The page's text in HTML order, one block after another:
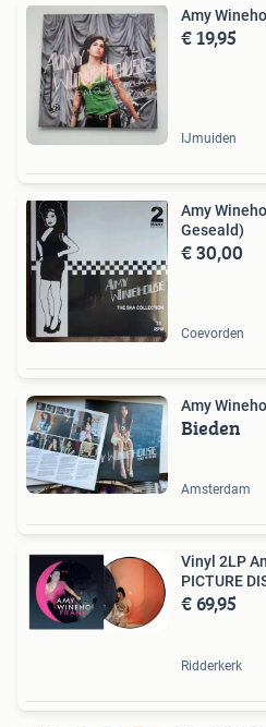
Amy
€ 19,95
IJmuiden
Amy
Geseald)
€ 30,00
Coevorden
Amy
Bieden
Amsterdam
Vinyl 2LP
PICTURE
€ 69,95
Ridderkerk